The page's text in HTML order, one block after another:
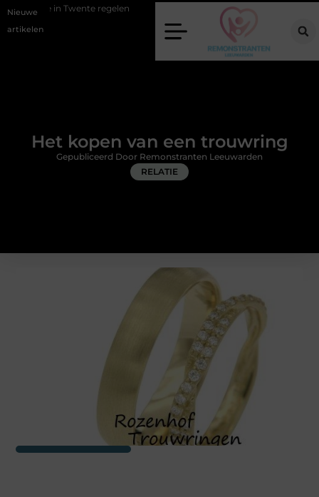
Nieuwe
artikelen
regelen Wat zero-click search betekent voor de toekomst van
Het kopen van een trouwring
RELATIE
Gepubliceerd Door Remonstranten Leeuwarden